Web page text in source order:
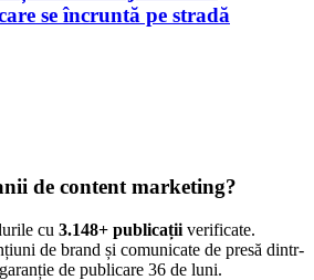
se încruntă pe stradă
de content marketing?
cu 3.148+ publicații verificate.
de brand și comunicate de presă dintr-
de publicare 36 de luni.